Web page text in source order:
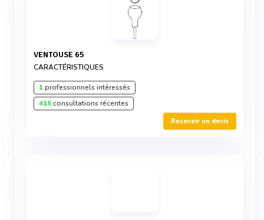
VENTOUSE 65
CARACTÉRISTIQUES
1professionnels intéressés
416consultations récentes
Recevoir un devis